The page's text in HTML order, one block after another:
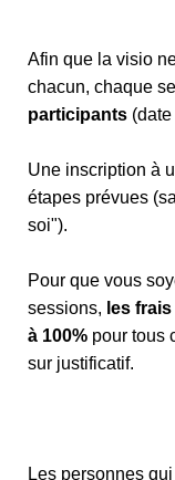
Afin que la visio
chacun, chaque
participants
Une inscription à
étapes prévues
soi").
Pour que vous
sessions, les
à 100% pour tous
sur justificatif.
Les personnes